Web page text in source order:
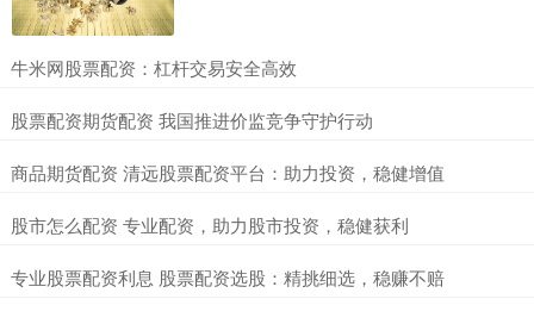
​牛米网股票配资：杠杆交易安全高效
​股票配资期货配资 我国推进价监竞争守护行动
​商品期货配资 清远股票配资平台：助力投资，稳健增值
​股市怎么配资 专业配资，助力股市投资，稳健获利
​专业股票配资利息 股票配资选股：精挑细选，稳赚不赔